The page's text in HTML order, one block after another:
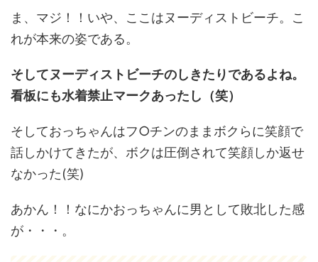
ま、マジ！！いや、ここはヌーディストビーチ。こ
れが本来の姿である。
そしてヌーディストビーチのしきたりであるよね。
看板にも水着禁止マークあったし（笑）
そしておっちゃんはフ○チンのままボクらに笑顔で
話しかけてきたが、ボクは圧倒されて笑顔しか返せ
なかった(笑)
あかん！！なにかおっちゃんに男として敗北した感
が・・・。